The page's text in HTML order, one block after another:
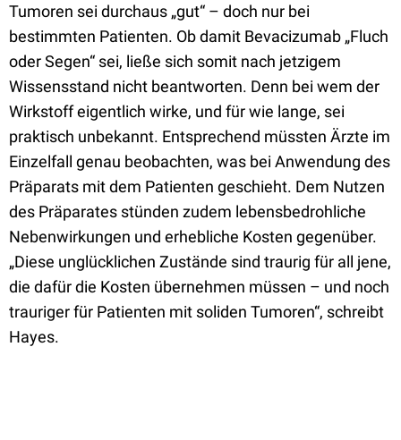
Tumoren sei durchaus „gut“ – doch nur bei
bestimmten Patienten. Ob damit Bevacizumab „Fluch
oder Segen“ sei, ließe sich somit nach jetzigem
Wissensstand nicht beantworten. Denn bei wem der
Wirkstoff eigentlich wirke, und für wie lange, sei
praktisch unbekannt. Entsprechend müssten Ärzte im
Einzelfall genau beobachten, was bei Anwendung des
Präparats mit dem Patienten geschieht. Dem Nutzen
des Präparates stünden zudem lebensbedrohliche
Nebenwirkungen und erhebliche Kosten gegenüber.
„Diese unglücklichen Zustände sind traurig für all jene,
die dafür die Kosten übernehmen müssen – und noch
trauriger für Patienten mit soliden Tumoren“, schreibt
Hayes.